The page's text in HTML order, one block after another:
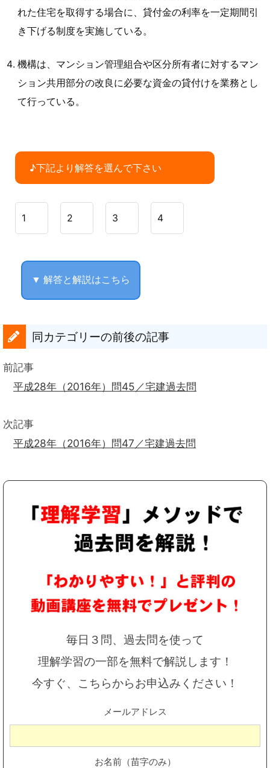
れた住宅を取得する場合に、貸付金の利率を一定期間引
き下げる制度を実施している。
機構は、マンション管理組合や区分所有者に対するマン
ション共用部分の改良に必要な資金の貸付けを業務とし
て行っている。
♪下記より解答を選んで下さい
1 2 3 4
▼ 解答と解説はこちら
同カテゴリーの前後の記事
前記事
平成28年（2016年）問45／宅建過去問
次記事
平成28年（2016年）問47／宅建過去問
毎日３問、過去問を使って
理解学習の一部を無料で解説します！
今すぐ、こちらからお申込みください！
メールアドレス
お名前（苗字のみ）